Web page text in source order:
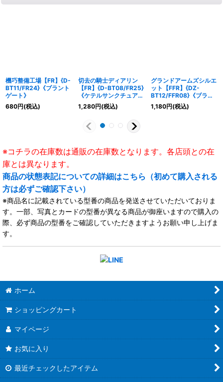
機巧整備工場【FR】{D-
BT11/FR24}《ブラント
ゲート》
680円(税込)
切去の騎士ディアリン
【FR】{D-BT08/FR25}
《ケテルサンクチュア
リ》
1,280円(税込)
グランドアームズシルエ
ット【FFR】{DZ-
BT12/FFR08}《ブラン
トゲート》
1,180円(税込)
※コチラの在庫数は通販の在庫数となります。各店頭との在
庫とは異なります。
商品の状態表記についての詳細はこちら（初めて購入される
方は必ずご確認下さい）
※商品名に記載されている型番の商品を発送させていただいておりま
す。一部、写真とカードの型番が異なる商品が御座いますので購入の
際、必ず商品の型番をご確認していただきますようお願い申し上げま
す。
ホーム
ショッピングカート
マイページ
お気に入り
最近チェックしたアイテム